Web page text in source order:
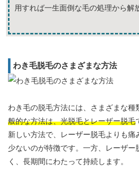
用すれば一生面倒な毛の処理から解
わき毛脱毛のさまざまな方法
わき毛の脱毛方法には、さまざまな種
般的な方法は、光脱毛とレーザー脱毛
新しい方法で、レーザー脱毛よりも痛
少ないのが特徴です。一方、レーザー
く、長期間にわたって持続します。